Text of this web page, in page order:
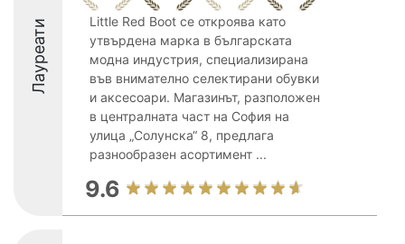
Лауреати
Little Red Boot се откроява като
утвърдена марка в българската
модна индустрия, специализирана
във внимателно селектирани обувки
и аксесоари. Магазинът, разположен
в централната част на София на
улица „Солунска“ 8, предлага
разнообразен асортимент ...
9.6